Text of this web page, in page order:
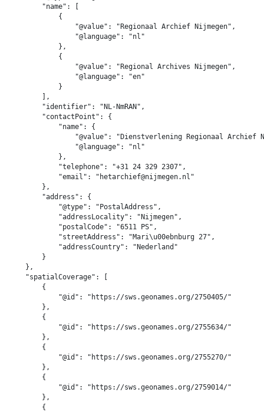
        "name": [
            {
                "@value": "Regionaal Archief Nijmegen",
                "@language": "nl"
            },
            {
                "@value": "Regional Archives Nijmegen",
                "@language": "en"
            }
        ],
        "identifier": "NL-NmRAN",
        "contactPoint": {
            "name": {
"@value": "Dienstverlening Regionaal Archief
                "@language": "nl"
            },
            "telephone": "+31 24 329 2307",
            "email": "hetarchief@nijmegen.nl"
        },
        "address": {
            "@type": "PostalAddress",
            "addressLocality": "Nijmegen",
            "postalCode": "6511 PS",
            "streetAddress": "Mari\u00ebnburg 27",
            "addressCountry": "Nederland"
        }
    },
    "spatialCoverage": [
        {
            "@id": "https://sws.geonames.org/2750405/"
        },
        {
            "@id": "https://sws.geonames.org/2755634/"
        },
        {
            "@id": "https://sws.geonames.org/2755270/"
        },
        {
            "@id": "https://sws.geonames.org/2759014/"
        },
        {